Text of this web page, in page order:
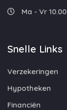
Ma - Vr
Snelle Links
Verzekeringen
Hypotheken
Financiën